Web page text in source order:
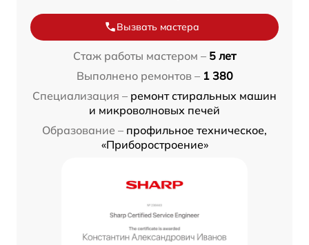
Вызвать мастера
Стаж работы мастером – 5 лет
Выполнено ремонтов – 1 380
Специализация – ремонт стиральных машин
и микроволновых печей
Образование – профильное техническое,
«Приборостроение»